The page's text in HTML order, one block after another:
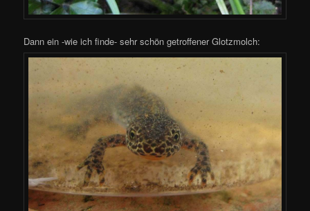
Dann ein -wie ich finde- sehr schön getroffener Glotzmolch: